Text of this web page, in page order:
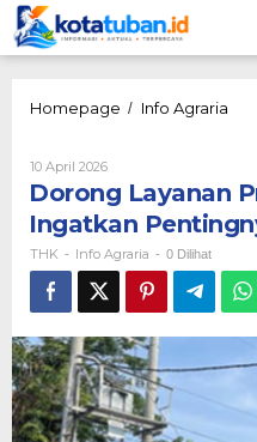
Lewati
ke
konten
Homepage / Info Agraria
10 April 2026Oleh
THK
Dorong Layanan
Ingatkan
THK - Info Agraria - 0 Dilihat